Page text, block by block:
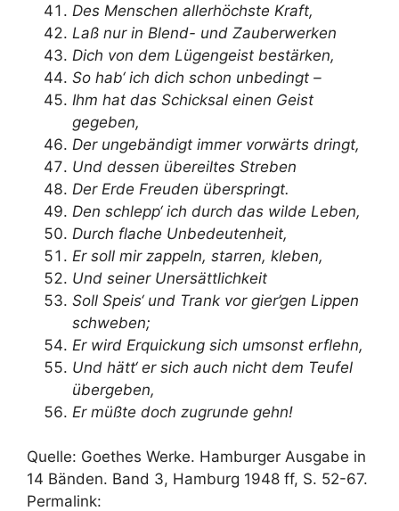
Des Menschen allerhöchste Kraft,
Laß nur in Blend- und Zauberwerken
Dich von dem Lügengeist bestärken,
So hab‘ ich dich schon unbedingt –
Ihm hat das Schicksal einen Geist
gegeben,
Der ungebändigt immer vorwärts dringt,
Und dessen übereiltes Streben
Der Erde Freuden überspringt.
Den schlepp‘ ich durch das wilde Leben,
Durch flache Unbedeutenheit,
Er soll mir zappeln, starren, kleben,
Und seiner Unersättlichkeit
Soll Speis‘ und Trank vor gier’gen Lippen
schweben;
Er wird Erquickung sich umsonst erflehn,
Und hätt‘ er sich auch nicht dem Teufel
übergeben,
Er müßte doch zugrunde gehn!
Quelle: Goethes Werke. Hamburger Ausgabe in
14 Bänden. Band 3, Hamburg 1948 ff, S. 52-67.
Permalink: